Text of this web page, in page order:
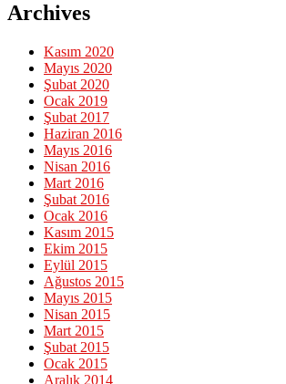
Archives
Kasım 2020
Mayıs 2020
Şubat 2020
Ocak 2019
Şubat 2017
Haziran 2016
Mayıs 2016
Nisan 2016
Mart 2016
Şubat 2016
Ocak 2016
Kasım 2015
Ekim 2015
Eylül 2015
Ağustos 2015
Mayıs 2015
Nisan 2015
Mart 2015
Şubat 2015
Ocak 2015
Aralık 2014